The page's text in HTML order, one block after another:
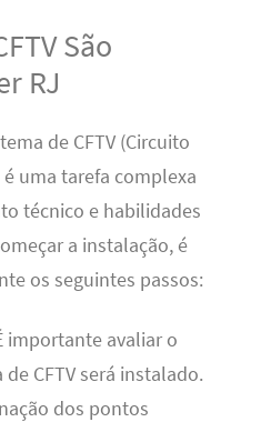
São
RJ
de CFTV (Circuito
uma tarefa complexa
técnico e habilidades
a instalação, é
os seguintes passos:
importante avaliar o
CFTV será instalado.
dos pontos